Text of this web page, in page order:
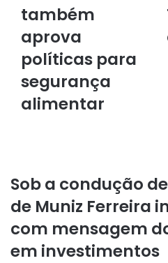
também
políticas
para
alimentar
também
aprova
políticas para
segurança
alimentar
Sob a condução
de Muniz Ferreira
com mensagem
em investimentos